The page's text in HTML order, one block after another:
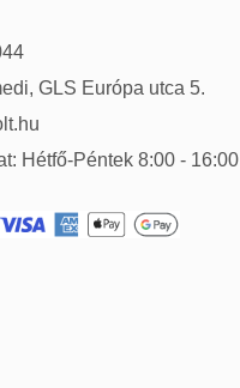
GLS Európa utca 5.
Hétfő-Péntek 8:00 - 16:00